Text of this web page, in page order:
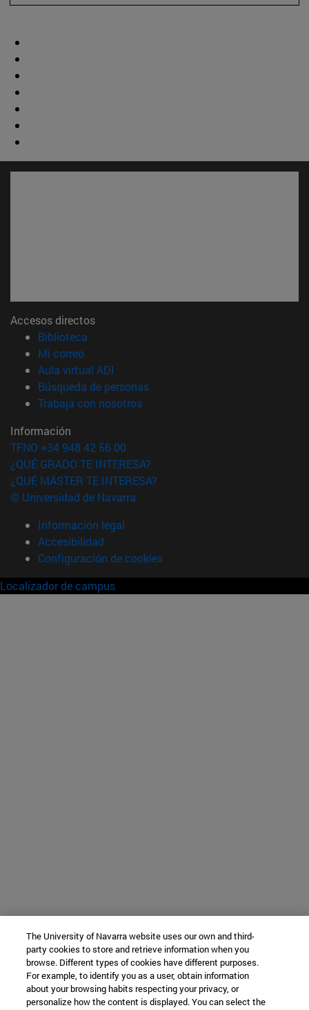
Accesos directos
Biblioteca
Mi correo(abre en nueva ventana)
Aula virtual ADI
Búsqueda de personas(abre en nueva ventana)
Trabaja con nosotros(abre en nueva ventana)
Información
TFNO +34 948 42 56 00
¿QUÉ GRADO TE INTERESA?
¿QUÉ MÁSTER TE INTERESA?
© Universidad de Navarra
Información legal
Accesibilidad
Configuración de cookies
Localizador de campus
The University of Navarra website uses our own and third-
party cookies to store and retrieve information when you
browse. Different types of cookies have different purposes.
For example, to identify you as a user, obtain information
about your browsing habits respecting your privacy, or
personalize how the content is displayed. You can select the